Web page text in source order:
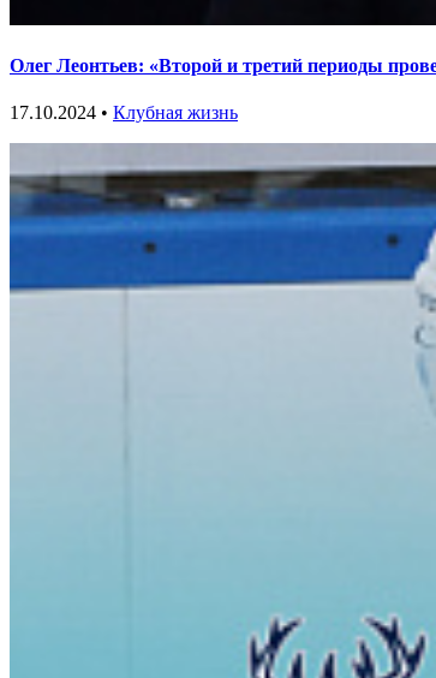
Олег Леонтьев: «Второй и третий периоды
17.10.2024 • Клубная жизнь